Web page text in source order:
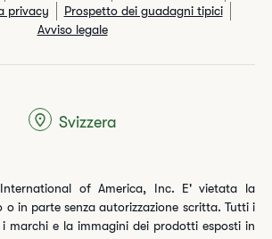
privacy
Prospetto dei guadagni tipici
Avviso legale
of America, Inc. E' vietata la
o in parte senza autorizzazione scritta. Tutti i
marchi e la immagini dei prodotti esposti in
Svizzera